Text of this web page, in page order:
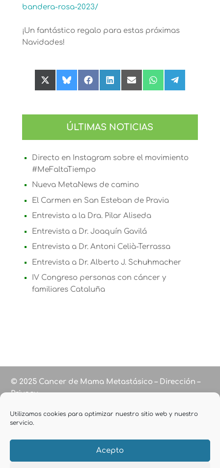
Utilizamos cookies para optimizar nuestro sitio web y nuestro
servicio.
Acepto
bandera-rosa-2023/
¡Un fantástico regalo para estas próximas
Navidades!
Compartir
en
Compartir
en
Compartir
en
Compartir
en
Compartir
en
Compartir
en
Compartir
en
ÚLTIMAS NOTICIAS
Directo en Instagram sobre el movimiento
#MeFaltaTiempo
Nueva MetaNews de camino
El Carmen en San Esteban de Pravia
Entrevista a la Dra. Pilar Aliseda
Entrevista a Dr. Joaquín Gavilá
Entrevista a Dr. Antoni Celià-Terrassa
Entrevista a Dr. Alberto J. Schuhmacher
IV Congreso personas con cáncer y
familiares Cataluña
© 2025 Cancer de Mama Metastásico – Dirección –
Privacy